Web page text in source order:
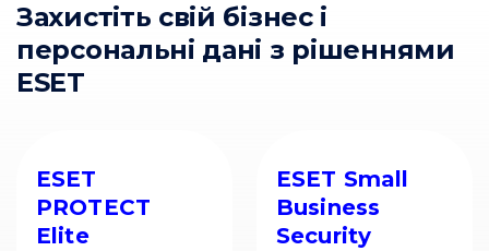
Захистіть свій бізнес і
персональні дані з рішеннями
ESET
ESET
PROTECT
Elite
ESET Small
Business
Security